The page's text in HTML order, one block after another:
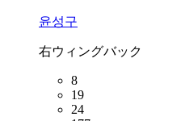
윤성구
右ウィングバック
8
19
24